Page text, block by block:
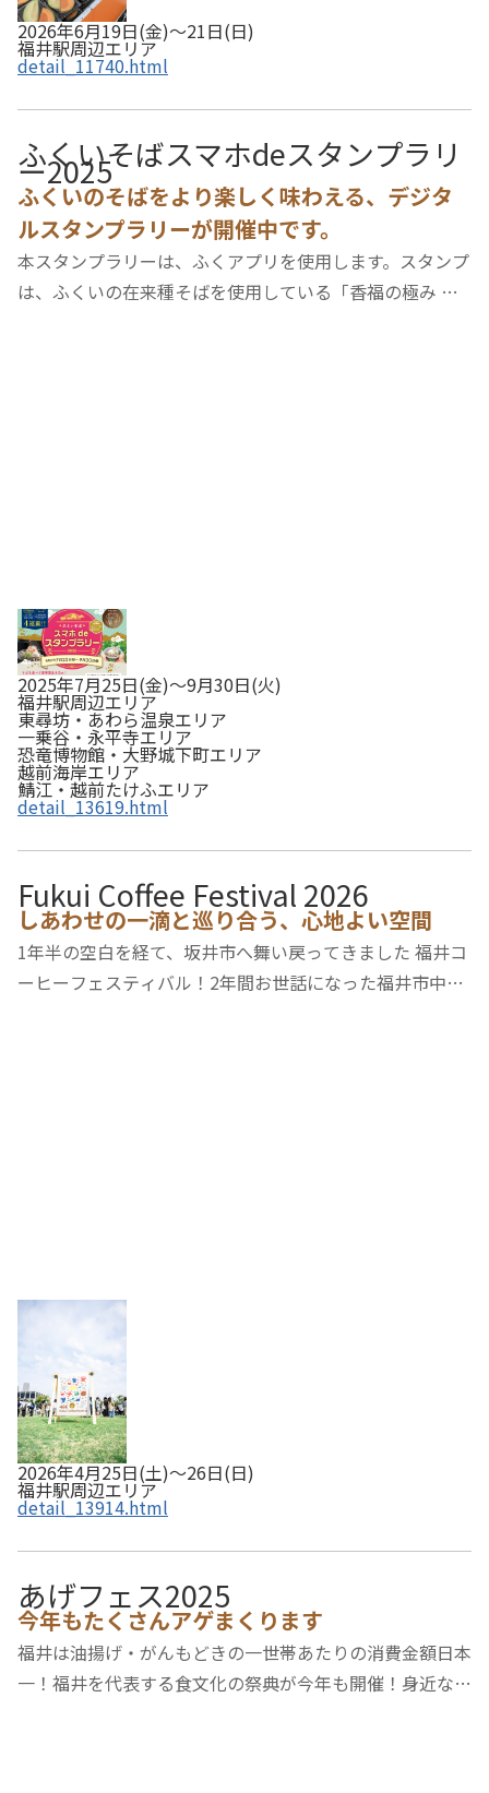
2026年6月19日(金)～21日(日)
福井駅周辺エリア
detail_11740.html
ふくいそばスマホdeスタンプラリ
ー2025
ふくいのそばをより楽しく味わえる、デジタ
ルスタンプラリーが開催中です。
本スタンプラリーは、ふくアプリを使用します。スタンプ
は、ふくいの在来種そばを使用している「香福の極み 越
2025年7月25日(金)～9月30日(火)
福井駅周辺エリア
東尋坊・あわら温泉エリア
一乗谷・永平寺エリア
恐竜博物館・大野城下町エリア
越前海岸エリア
鯖江・越前たけふエリア
detail_13619.html
Fukui Coffee Festival 2026
しあわせの一滴と巡り合う、心地よい空間
1年半の空白を経て、坂井市へ舞い戻ってきました 福井コ
ーヒーフェスティバル！2年間お世話になった福井市中央
2026年4月25日(土)～26日(日)
福井駅周辺エリア
detail_13914.html
あげフェス2025
今年もたくさんアゲまくります
福井は油揚げ・がんもどきの一世帯あたりの消費金額日本
一！福井を代表する食文化の祭典が今年も開催！身近な日